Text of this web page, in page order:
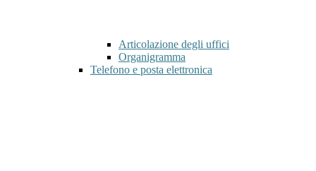
Articolazione degli uffici
Organigramma
Telefono e posta elettronica